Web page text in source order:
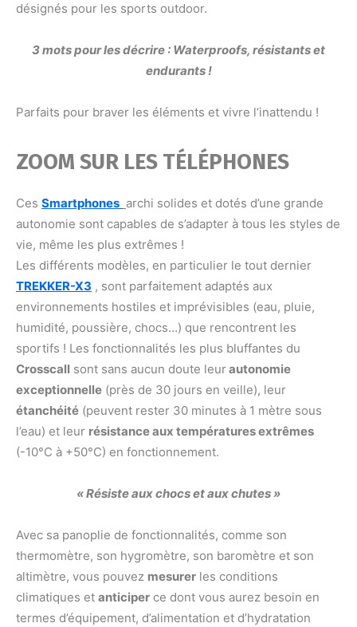
désignés pour les sports outdoor.
3 mots pour les décrire : Waterproofs, résistants et
endurants !
Parfaits pour braver les éléments et vivre l’inattendu !
ZOOM SUR LES TÉLÉPHONES
Ces Smartphones archi solides et dotés d’une grande
autonomie sont capables de s’adapter à tous les styles de
vie, même les plus extrêmes !
Les différents modèles, en particulier le tout dernier
TREKKER-X3 , sont parfaitement adaptés aux
environnements hostiles et imprévisibles (eau, pluie,
humidité, poussière, chocs…) que rencontrent les
sportifs ! Les fonctionnalités les plus bluffantes du
Crosscall sont sans aucun doute leurautonomie
exceptionnelle (près de 30 jours en veille), leur
étanchéité (peuvent rester 30 minutes à 1 mètre sous
l’eau) et leur résistance aux températures extrêmes
(-10°C à +50°C) en fonctionnement.
« Résiste aux chocs et aux chutes »
Avec sa panoplie de fonctionnalités, comme son
thermomètre, son hygromètre, son baromètre et son
altimètre, vous pouvez mesurer les conditions
climatiques et anticiper ce dont vous aurez besoin en
termes d’équipement, d’alimentation et d’hydratation